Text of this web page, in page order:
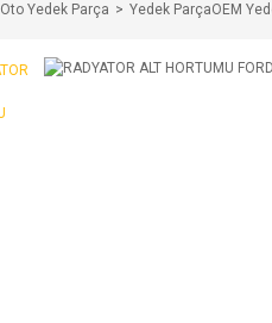
Oto Yedek Parça Yedek ParçaOEM